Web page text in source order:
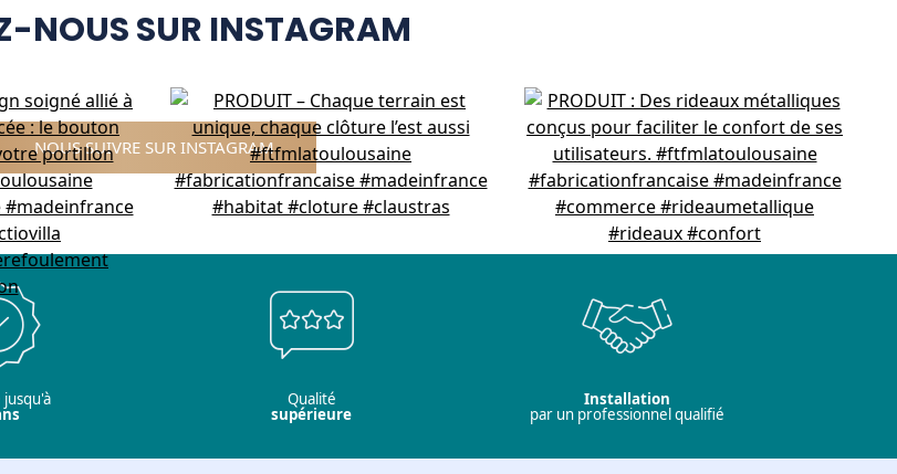
NOUS SUR INSTAGRAM
NOUS SUIVRE SUR INSTAGRAM
Qualité
supérieure
Installation
par un professionnel qualifié